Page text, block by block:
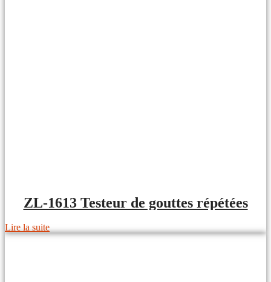
ZL-1613 Testeur de gouttes répétées
Lire la suite